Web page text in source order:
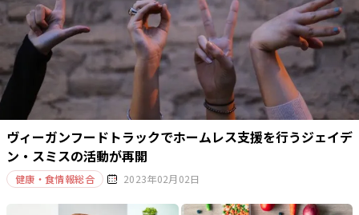
ヴィーガンフードトラックでホームレス支援を行うジェイデ
ン・スミスの活動が再開
健康・食情報総合 2023年02月02日